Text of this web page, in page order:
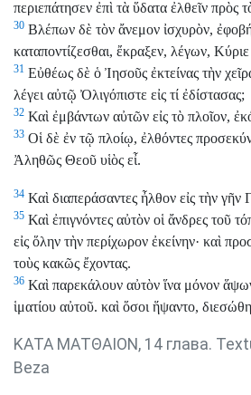
περιεπάτησεν ἐπὶ τὰ ὕδατα ἐλθεῖν πρὸς
30 Βλέπων δὲ τὸν ἄνεμον ἰσχυρὸν,
καταποντίζεσθαι, ἔκραξεν, λέγων,
31 Εὐθέως δὲ ὁ Ἰησοῦς ἐκτείνας τὴν
λέγει αὐτῷ Ὀλιγόπιστε εἰς τί ἐδίστασας;
32 Καὶ ἐμβάντων αὐτῶν εἰς τὸ πλοῖον,
33 Οἱ δὲ ἐν τῷ πλοίῳ, ἐλθόντες
Ἀληθῶς Θεοῦ υἱὸς εἶ.
34 Καὶ διαπεράσαντες ἦλθον εἰς τὴν γῆν
35 Καὶ ἐπιγνόντες αὐτὸν οἱ ἄνδρες τοῦ
εἰς ὅλην τὴν περίχωρον ἐκείνην· καὶ
τοὺς κακῶς ἔχοντας.
36 Καὶ παρεκάλουν αὐτὸν ἵνα μόνον
ἱματίου αὐτοῦ. καὶ ὅσοι ἥψαντο,
ΚΑΤΑ ΜΑΤΘΑΙΟΝ, 14 глава.
Beza